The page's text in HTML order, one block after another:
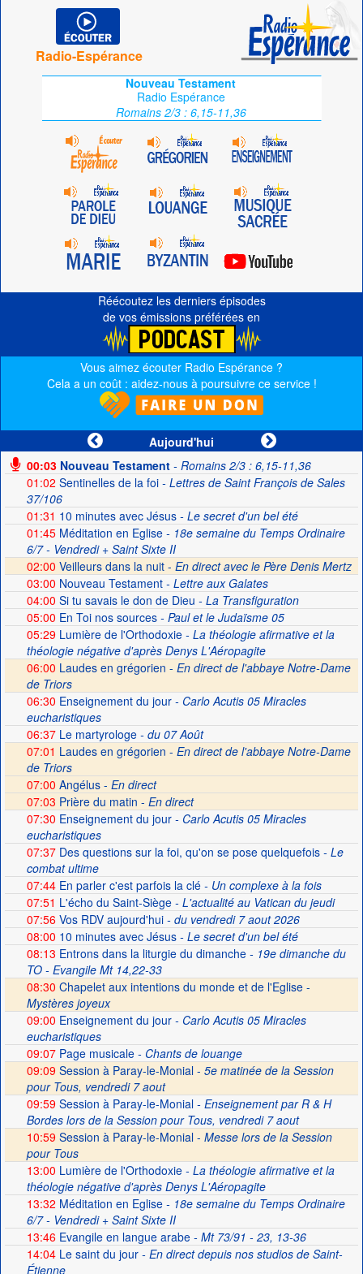
Radio-Espérance
Nouveau Testament
Radio Espérance
Romains 2/3 : 6,15-11,36
Réécoutez les derniers épisodes
de vos émissions préférées en
Vous aimez écouter Radio Espérance ?
Cela a un coût : aidez-nous à poursuivre ce service !
Aujourd'hui
00:03Nouveau Testament- Romains 2/3 : 6,15-11,36
01:02 Sentinelles de la foi- Lettres de Saint François de Sales
37/106
01:31 10 minutes avec Jésus- Le secret d'un bel été
01:45Méditation en Eglise- 18e semaine du Temps Ordinaire
6/7 - Vendredi + Saint Sixte II
02:00 Veilleurs dans la nuit - En direct avec le Père Denis Mertz
03:00 Nouveau Testament- Lettre aux Galates
04:00 Si tu savais le don de Dieu - La Transfiguration
05:00 En Toi nos sources- Paul et le Judaïsme 05
05:29Lumière de l'Orthodoxie- La théologie afirmative et la
théologie négative d'après Denys L'Aéropagite
06:00 Laudes en grégorien - En direct de l'abbaye Notre-Dame
de Triors
06:30 Enseignement du jour- Carlo Acutis 05 Miracles
eucharistiques
06:37Le martyrologe- du 07 Août
07:01 Laudes en grégorien - En direct de l'abbaye Notre-Dame
de Triors
07:00 Angélus - En direct
07:03 Prière du matin - En direct
07:30 Enseignement du jour- Carlo Acutis 05 Miracles
eucharistiques
07:37Des questions sur la foi, qu'on se pose quelquefois- Le
combat ultime
07:44En parler c'est parfois la clé- Un complexe à la fois
07:51 L'écho du Saint-Siège- L'actualité au Vatican du jeudi
07:56Vos RDV aujourd'hui- du vendredi 7 aout 2026
08:00 10 minutes avec Jésus- Le secret d'un bel été
08:13 Entrons dans la liturgie du dimanche- 19e dimanche du
TO - Evangile Mt 14,22-33
08:30 Chapelet aux intentions du monde et de l'Eglise -
Mystères joyeux
09:00 Enseignement du jour- Carlo Acutis 05 Miracles
eucharistiques
09:07Page musicale- Chants de louange
09:09 Session à Paray-le-Monial - 5e matinée de la Session
pour Tous, vendredi 7 aout
09:59Session à Paray-le-Monial- Enseignement par R & H
Bordes lors de la Session pour Tous, vendredi 7 aout
10:59 Session à Paray-le-Monial - Messe lors de la Session
pour Tous
13:00 Lumière de l'Orthodoxie- La théologie afirmative et la
théologie négative d'après Denys L'Aéropagite
13:32 Méditation en Eglise- 18e semaine du Temps Ordinaire
6/7 - Vendredi + Saint Sixte II
13:46Evangile en langue arabe- Mt 73/91 - 23, 13-36
14:04Le saint du jour- En direct depuis nos studios de Saint-
Étienne